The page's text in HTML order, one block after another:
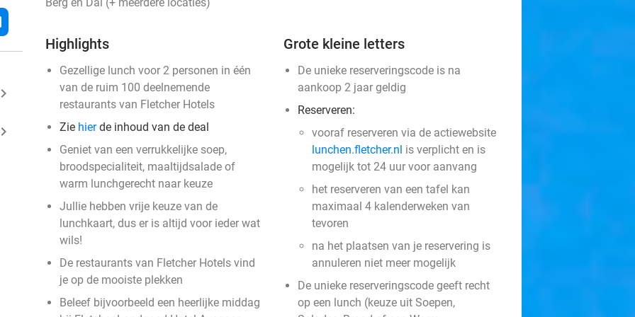
keyboard_arrow_right
keyboard_arrow_right
Highlights
Gezellige lunch voor 2 personen in één
van de ruim 100 deelnemende
restaurants van Fletcher Hotels
Zie hierde inhoud van de deal
Geniet van een verrukkelijke soep,
broodspecialiteit, maaltijdsalade of
warm lunchgerecht naar keuze
Jullie hebben vrije keuze van de
lunchkaart, dus er is altijd voor ieder wat
wils!
De restaurants van Fletcher Hotels vind
je op de mooiste plekken
Beleef bijvoorbeeld een heerlijke middag
Grote kleine letters
De unieke reserveringscode is na
aankoop 2 jaar geldig
Reserveren:
vooraf reserveren via de actiewebsite
lunchen.fletcher.nl is verplicht en is
mogelijk tot 24 uur voor aanvang
het reserveren van een tafel kan
maximaal 4 kalenderweken van
tevoren
na het plaatsen van je reservering is
annuleren niet meer mogelijk
De unieke reserveringscode geeft recht
op een lunch (keuze uit Soepen,